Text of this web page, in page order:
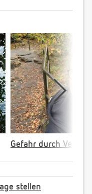
Gefahr durch
stellen